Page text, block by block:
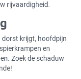
rijvaardigheid.
dorst krijgt, hoofdpijn
en
Zoek de schaduw